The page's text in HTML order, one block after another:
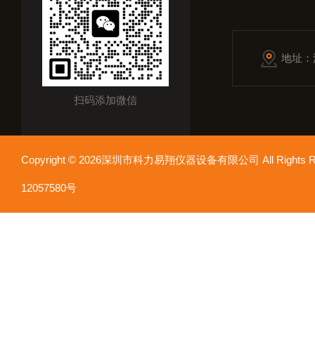
扫码添加微信
地址
Copyright © 2026深圳市科力易翔仪器设备有限公司 All
12057580号